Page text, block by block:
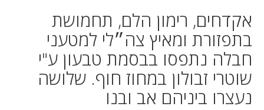
אקדחים, רימון הלם, תחמושת
בתפזורת ומאיץ צה״לי למטעני
חבלה נתפסו בבסמת טבעון ע"י
שוטרי זבולון במחוז חוף. שלושה
נעצרו ביניהם אב ובנו